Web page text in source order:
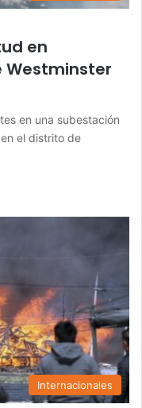
en
Westminster
en una subestación
el distrito de
Internacionales